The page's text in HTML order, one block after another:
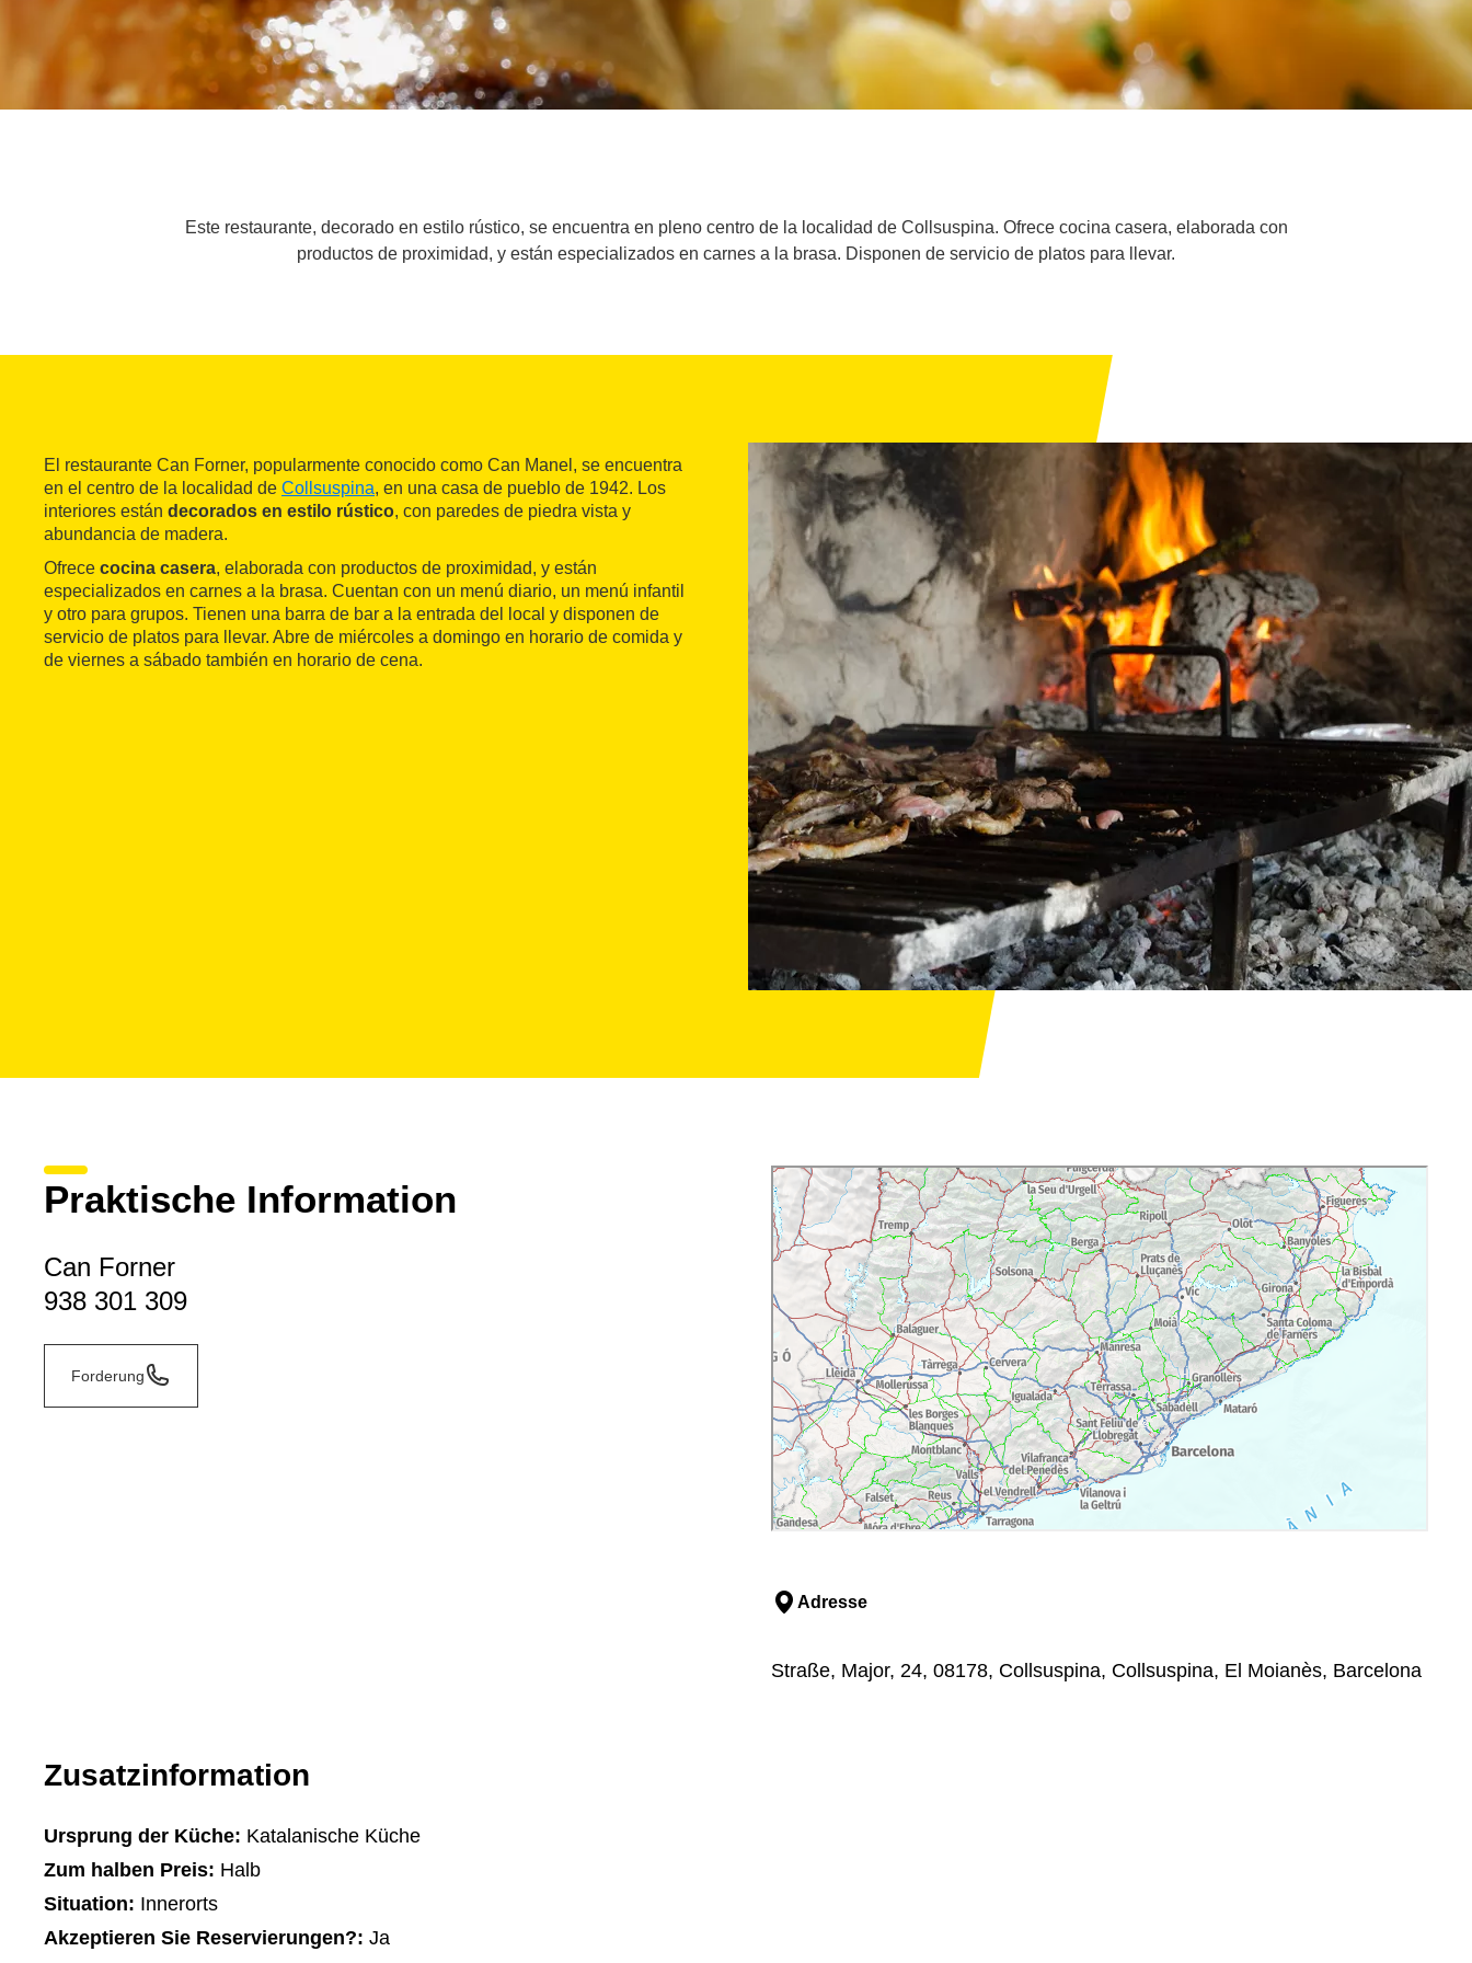
Este restaurante, decorado en estilo rústico, se encuentra en pleno centro de la localidad de Collsuspina. Ofrece cocina casera, elaborada con
productos de proximidad, y están especializados en carnes a la brasa. Disponen de servicio de platos para llevar.
El restaurante Can Forner, popularmente conocido como Can Manel, se encuentra
en el centro de la localidad de Collsuspina, en una casa de pueblo de 1942. Los
interiores están decorados en estilo rústico, con paredes de piedra vista y
abundancia de madera.
Ofrece cocina casera, elaborada con productos de proximidad, y están
especializados en carnes a la brasa. Cuentan con un menú diario, un menú infantil
y otro para grupos. Tienen una barra de bar a la entrada del local y disponen de
servicio de platos para llevar. Abre de miércoles a domingo en horario de comida y
de viernes a sábado también en horario de cena.
Praktische Information
Can Forner
938 301 309
Forderung
Adresse
Straße, Major, 24, 08178, Collsuspina, Collsuspina, El Moianès, Barcelona
Zusatzinformation
Ursprung der Küche: Katalanische Küche
Zum halben Preis: Halb
Situation: Innerorts
Akzeptieren Sie Reservierungen?: Ja